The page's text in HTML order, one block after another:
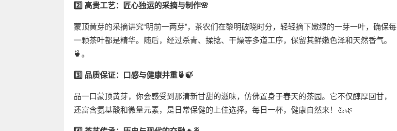
2️⃣ 高贵工艺：匠心独运的采摘与制作🌸
蒙顶黄芽的采摘讲究“明前一两芽”，茶农们在黎明破晓时分，轻轻摘下嫩绿的一芽一叶，确保每
一颗茶叶都是精华。随后，经过杀青、揉捻、干燥等多道工序，保留其鲜嫩色泽和天然香气。
🍵。
3️⃣ 品质保证：口感与健康并重🍵🍃
品一口蒙顶黄芽，你会感受到那清新甘甜的滋味，仿佛置身于春天的茶园。它不仅醇厚回甘，
还富含氨基酸和微量元素，是日常保健的上佳选择。每日一杯，健康自然来！💪🌿